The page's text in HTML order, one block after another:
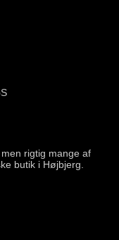
rigtig mange af
butik i Højbjerg.